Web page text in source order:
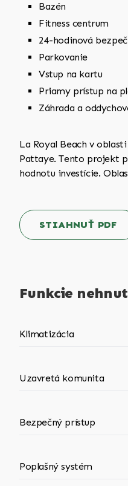
Bazén
Fitness centrum
24-hodinová
Parkovanie
Vstup na kartu
Priamy prístup na
Záhrada a
La Royal Beach v
Pattaye. Tento projekt
hodnotu investície.
STIAHNUŤ PDF
Funkcie
Klimatizácia
Uzavretá komunita
Bezpečný prístup
Poplašný systém